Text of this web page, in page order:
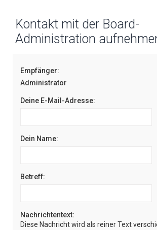
Kontakt mit der Board-
Administration
Empfänger:
Administrator
Deine E-Mail-Adresse:
Dein Name:
Betreff:
Nachrichtentext:
Diese Nachricht wird als reiner Text